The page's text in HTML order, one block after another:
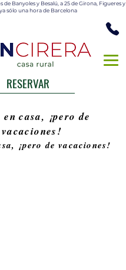
de Banyoles y Besalú, a 25 de Girona, Figueres y
sólo una hora de Barcelona
en casa, ¡pero de
vacaciones!
RESERVAR
¡pero de vacaciones!